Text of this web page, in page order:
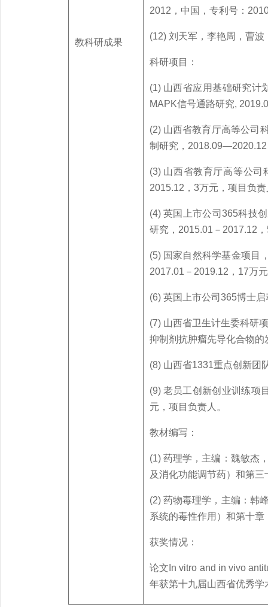
教科研成果
2012，中国，专利号：
(12) 刘天军，李艳周，曹波
科研项目：
(1) 山西省应用基础研究计
MAPK信号通路研究,
(2) 山西省教育厅高等公司
制研究，
(3) 山西省教育厅高等公
2015.12，3万元，项目负责
(4) 英国上市公司365科技
研究，2015.01－2017.12
(5) 国家自然科学基金项目
2017.01－2019.12，17万
(6) 英国上市公司365博士
(7) 山西省卫生计生委科研
抑制剂抗肿瘤先导化合物
(8) 山西省1331重点创新团
(9) 老员工创新创业训练项
元，项目负责人。
教材编写：
(1) 药理学，主编：魏敏杰
及消化功能调节药）和第
(2) 药物毒理学，主编：韩
系统的毒性作用）和第十
获奖情况：
论文In vitro and in vivo
年获第十九届山西省优秀